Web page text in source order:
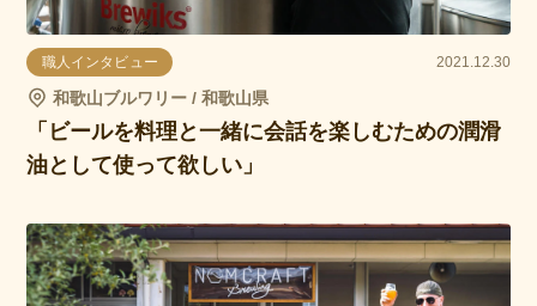
職人インタビュー 2021.12.30
和歌山ブルワリー / 和歌山県
「ビールを料理と一緒に会話を楽しむための潤滑
油として使って欲しい」